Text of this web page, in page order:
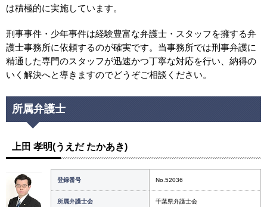
は積極的に実施しています。
刑事事件・少年事件は経験豊富な弁護士・スタッフを擁する弁
護士事務所に依頼するのが確実です。当事務所では刑事弁護に
精通した専門のスタッフが迅速かつ丁寧な対応を行い、納得の
いく解決へと導きますのでどうぞご相談ください。
所属弁護士
上田 孝明(うえだ たかあき)
登録番号 No.52036
所属弁護士会 千葉県弁護士会